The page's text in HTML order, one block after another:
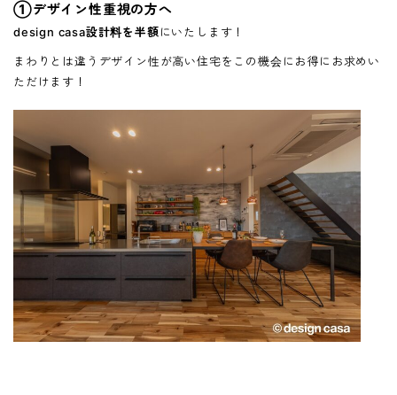
①デザイン性重視の方へ
design casa設計料を半額にいたします！
まわりとは違うデザイン性が高い住宅をこの機会にお得にお求めい
ただけます！